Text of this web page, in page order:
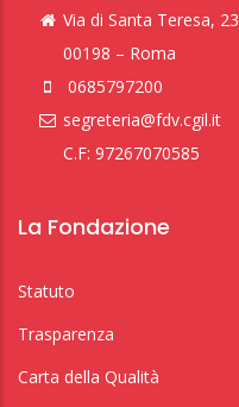
Via di Santa Teresa, 23
00198 – Roma
0685797200
segreteria@fdv.cgil.it
C.F: 97267070585
La Fondazione
Statuto
Trasparenza
Carta della Qualità